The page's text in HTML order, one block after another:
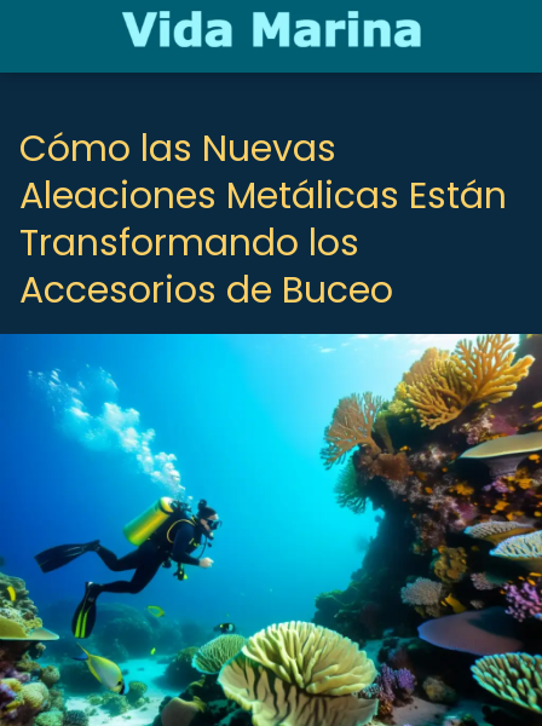
Cómo las Nuevas
Aleaciones Metálicas Están
Transformando los
Accesorios de Buceo